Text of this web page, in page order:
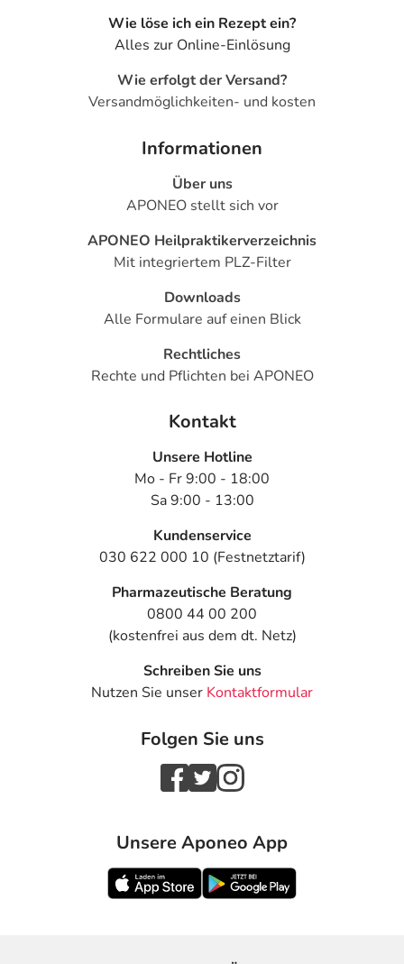
Wie löse ich ein Rezept ein?
Alles zur Online-Einlösung
Wie erfolgt der Versand?
Versandmöglichkeiten- und kosten
Informationen
Über uns
APONEO stellt sich vor
APONEO Heilpraktikerverzeichnis
Mit integriertem PLZ-Filter
Downloads
Alle Formulare auf einen Blick
Rechtliches
Rechte und Pflichten bei APONEO
Kontakt
Unsere Hotline
Mo - Fr 9:00 - 18:00
Sa 9:00 - 13:00
Kundenservice
030 622 000 10 (Festnetztarif)
Pharmazeutische Beratung
0800 44 00 200
(kostenfrei aus dem dt. Netz)
Schreiben Sie uns
Nutzen Sie unser Kontaktformular
Folgen Sie uns
Unsere Aponeo App